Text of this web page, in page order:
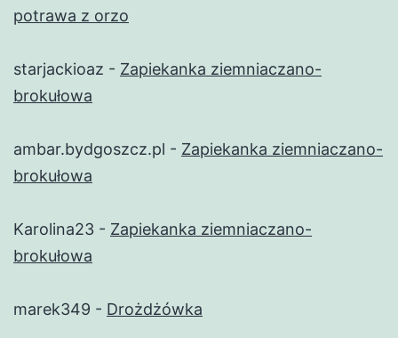
potrawa z orzo
starjackioaz - Zapiekanka ziemniaczano-
brokułowa
ambar.bydgoszcz.pl - Zapiekanka ziemniaczano-
brokułowa
Karolina23 - Zapiekanka ziemniaczano-
brokułowa
marek349 - Drożdżówka